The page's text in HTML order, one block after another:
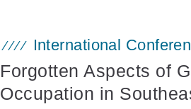
International
Forgotten Aspects of
Occupation in